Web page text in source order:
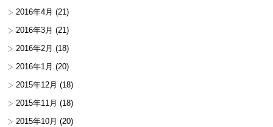
2016年4月 (21)
2016年3月 (21)
2016年2月 (18)
2016年1月 (20)
2015年12月 (18)
2015年11月 (18)
2015年10月 (20)